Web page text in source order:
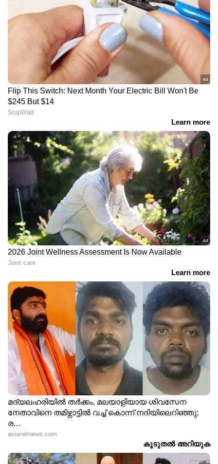
DOWNLOAD APP
RECOMMENDED STORIES
തുടർച്ചയായി 2 ആഴ്ച
പുളിപ്പിച്ച ഭക്ഷണങ്ങൾ
കഴിച്ചാൽ എന്ത്
സംഭവിക്കും? വിദഗ്ധർ
പറയുന്നു
പ്ലാസ്റ്റിക് ഉപയോഗം
ഒഴിവാക്കാം:
ആരോഗ്യകരമായ
ജീവിതശൈലിക്ക്
അടുക്കളയിൽ
വരുത്തേണ്ട 5 മാറ്റങ്ങൾ
കിടപ്പുമുറിയിൽ
സ്പൈഡർ പ്ലാന്റ്
വളർത്തുന്നതിന്റെ 7
പ്രധാന ഗുണങ്ങൾ
അടുക്കളയിലെ ഈ 3
സാധനങ്ങൾ ഉടൻ
മാറ്റിക്കോളൂ; കാരണം
LATEST VIDEOS
ആലപ്പുഴയിൽ മഴദുരിതം
തുടരുന്നു; എ.സി റോഡിൽ
വെള്ളക്കെട്ട്
കെ എസ് ഇ ബി ഒറ്റത്തവണ
നിലവിൽ വന്നു; ഇന്ന്